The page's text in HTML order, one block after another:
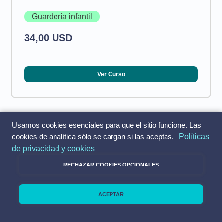
Guardería infantil
34,00 USD
Ver Curso
Matemáticas básicas
Usamos cookies esenciales para que el sitio funcione. Las
cookies de analítica sólo se cargan si las aceptas.
Políticas
de privacidad y cookies
RECHAZAR COOKIES OPCIONALES
ACEPTAR